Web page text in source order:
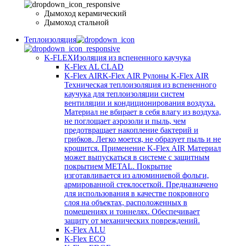
Дымоход керамический
Дымоход стальной
Теплоизоляция
K-FLEXИзоляция из вспененного каучука
K-Flex AL CLAD
K-Flex AIRK-Flex AIR Рулоны K-Flex AIR
Техническая теплоизоляция из вспененного
каучука для теплоизоляции систем
вентиляции и кондиционирования воздуха.
Материал не вбирает в себя влагу из воздуха,
не поглощает аэрозоли и пыль, чем
предотвращает накопление бактерий и
грибков. Легко моется, не образует пыль и не
крошится. Применение K-Flex AIR Материал
может выпускаться в системе c защитным
покрытием METAL. Покрытие
изготавливается из алюминиевой фольги,
армированной стеклосеткой. Предназначено
для использования в качестве покровного
слоя на объектах, расположенных в
помещениях и тоннелях. Обеспечивает
защиту от механических повреждений.
K-Flex ALU
K-Flex ECO